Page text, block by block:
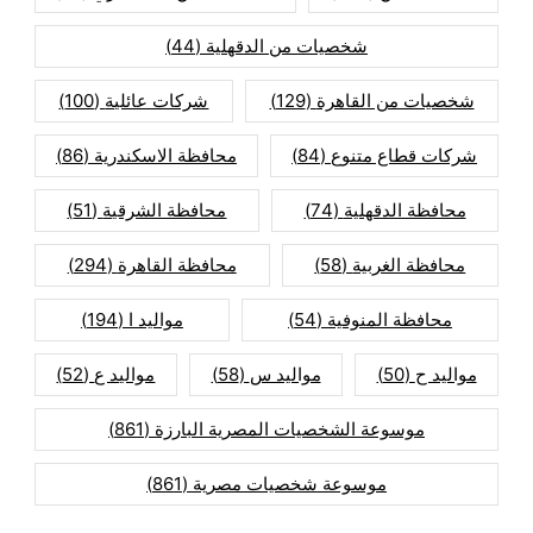
شخصيات من الدقهلية (44)
شخصيات من القاهرة (129) شركات عائلية (100)
شركات قطاع متنوع (84) محافظة الاسكندرية (86)
محافظة الدقهلية (74) محافظة الشرقية (51)
محافظة الغربية (58) محافظة القاهرة (294)
محافظة المنوفية (54) مواليد ا (194)
مواليد ح (50) مواليد س (58) مواليد ع (52)
موسوعة الشخصيات المصرية البارزة (861)
موسوعة شخصيات مصرية (861)